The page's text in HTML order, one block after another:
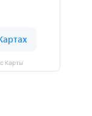
Карты